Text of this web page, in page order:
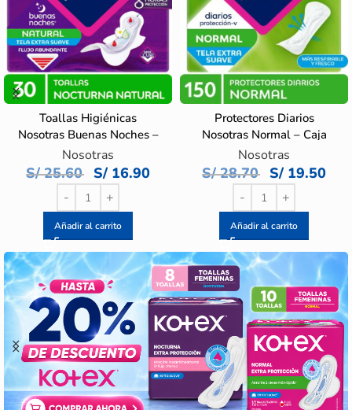
Toallas Higiénicas
Nosotras Buenas Noches –
Bolsa 30 UN
Nosotras
S/25.60 S/ 16.90
Añadir al carrito
Protectores Diarios
Nosotras Normal – Caja
150 UN
Nosotras
S/28.70 S/ 19.50
Añadir al carrito